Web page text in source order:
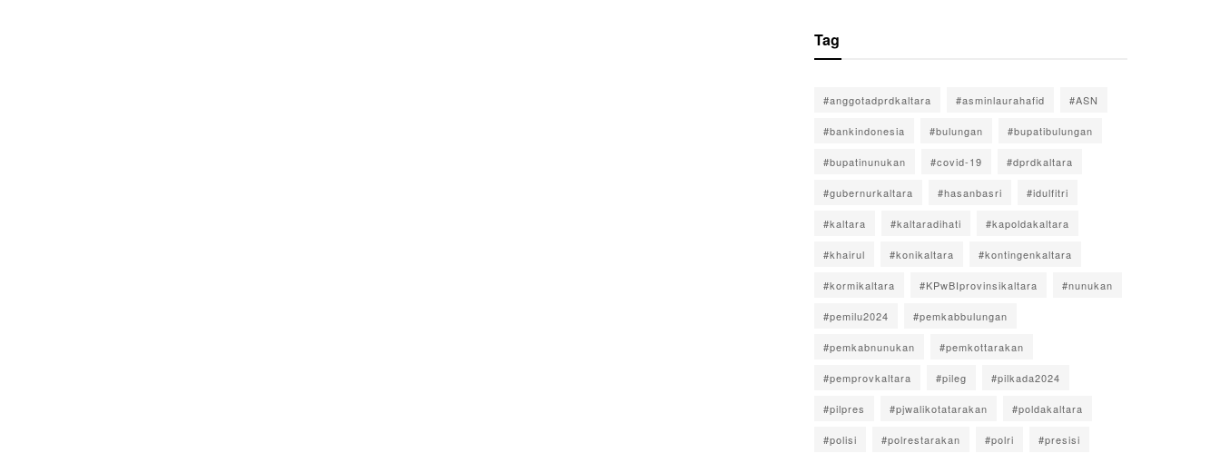
Tag
#anggotadprdkaltara #asminlaurahafid #ASN
#bankindonesia #bulungan #bupatibulungan
#bupatinunukan #covid-19 #dprdkaltara
#gubernurkaltara #hasanbasri #idulfitri
#kaltara #kaltaradihati #kapoldakaltara
#khairul #konikaltara #kontingenkaltara
#kormikaltara #KPwBIprovinsikaltara #nunukan
#pemilu2024 #pemkabbulungan
#pemkabnunukan #pemkottarakan
#pemprovkaltara #pileg #pilkada2024
#pilpres #pjwalikotatarakan #poldakaltara
#polisi #polrestarakan #polri #presisi